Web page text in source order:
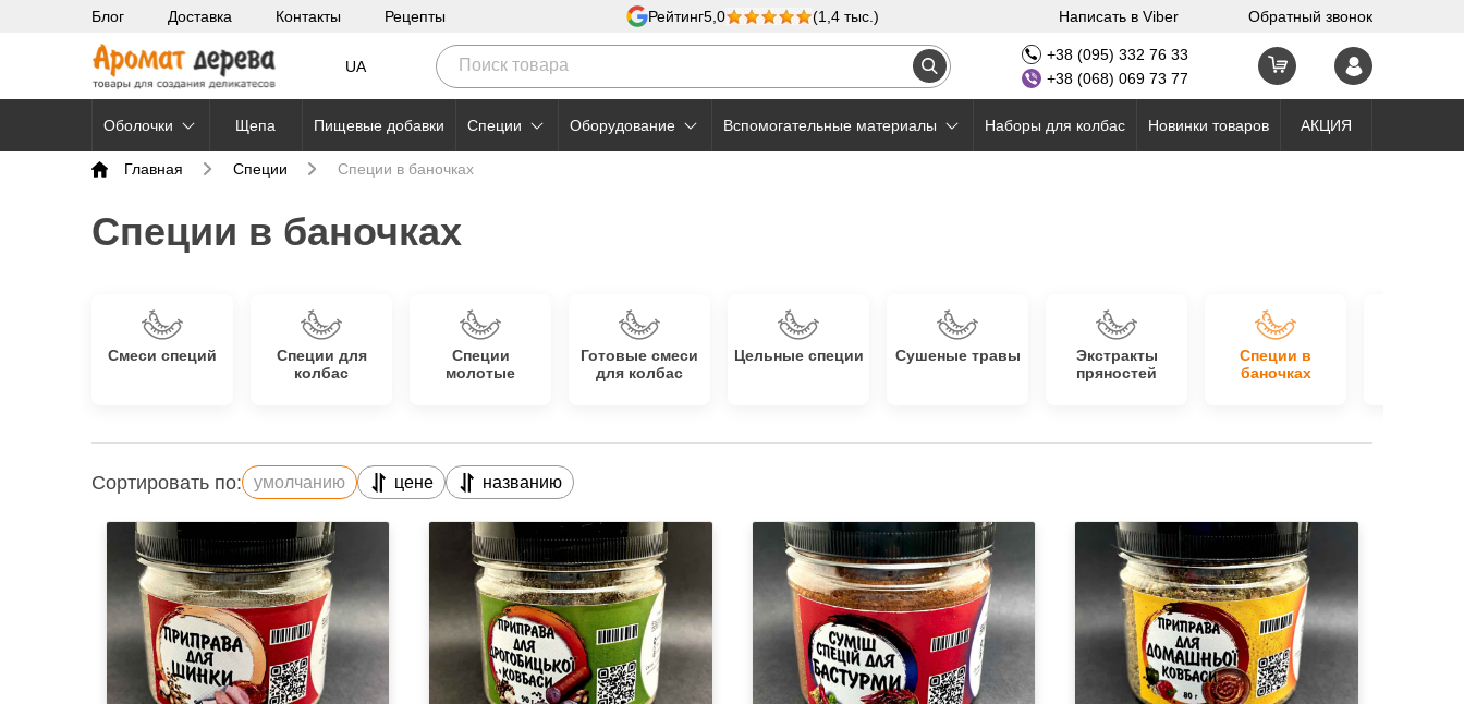
Блог Доставка Контакты Рецепты Рейтинг5,0 (1,4 тыс.) Написать в Viber Обратный звонок
UA
+38 (095) 332 76 33
+38 (068) 069 73 77
Оболочки Щепа Пищевые добавки Специи Оборудование Вспомогательные материалы Наборы для колбас Новинки товаров АКЦИЯ
Главная Специи Специи в баночках
Специи в баночках
Смеси специй
Специи для
колбас
Специи
молотые
Готовые смеси
для колбас
Цельные специи Сушеные травы
Экстракты
пряностей
Специи в
баночках
Сортировать по: умолчанию цене названию